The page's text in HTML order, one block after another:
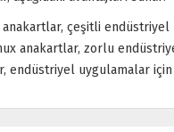
çeşitli
anakartlar, zorlu
endüstriyel uygulamalar